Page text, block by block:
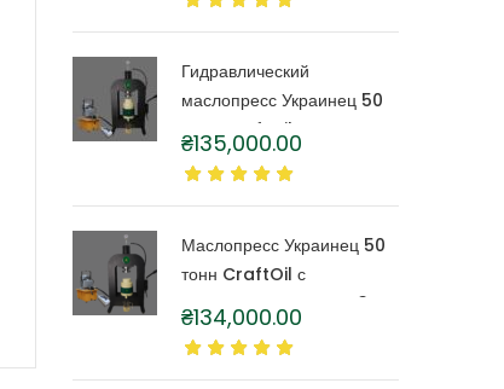
литров
Гидравлический
маслопресс Украинец 50
тонн CraftOil с
капролоновой бочкой 4
литра
₴135,000.00
Маслопресс Украинец 50
тонн CraftOil с
капролоновой бочкой 3
литра
₴134,000.00